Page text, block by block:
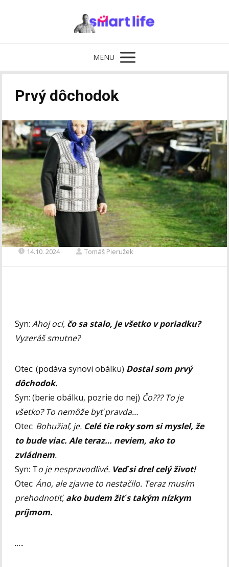
MENU
Prvý dôchodok
14.10. 2024 Tomáš Pieružek
Syn:Ahoj oci, čo sa stalo, je všetko v poriadku?
Vyzeráš smutne?
Otec: (podáva synovi obálku) Dostal som prvý
dôchodok.
Syn: (berie obálku, pozrie do nej) Čo??? To je
všetko? To nemôže byť pravda…
Otec: Bohužiaľ, je. Celé tie roky som si myslel, že
to bude viac. Ale teraz… neviem, ako to
zvládnem.
Syn: To je nespravodlivé. Veď si drel celý život!
Otec:Áno, ale zjavne to nestačilo. Teraz musím
prehodnotiť,ako budem žiť s takým nízkym
príjmom.
…..